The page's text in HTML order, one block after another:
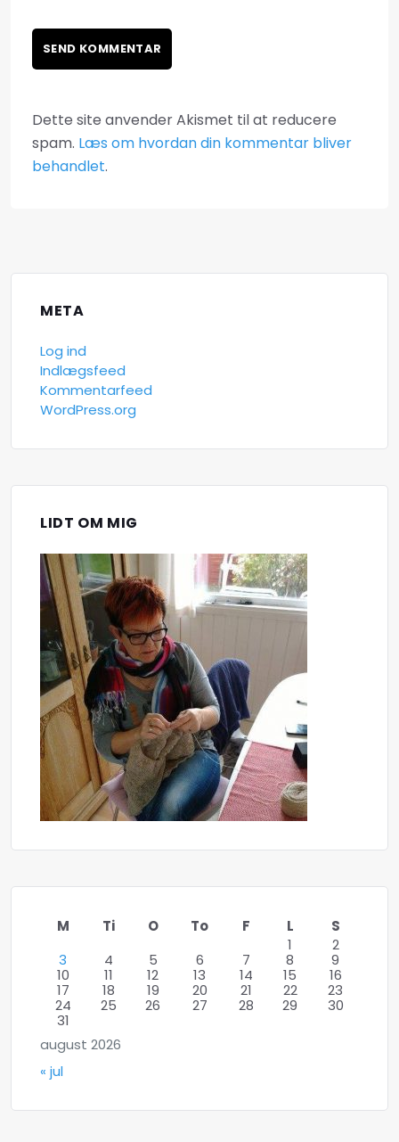
Dette site anvender Akismet til at reducere
spam. Læs om hvordan din kommentar bliver
behandlet.
META
Log ind
Indlægsfeed
Kommentarfeed
WordPress.org
LIDT OM MIG
august 2026
M Ti O To F L
S
1
2
3
4 5 6 7 8
9
10
11 12 13 14 15
16
17
18 19 20 21 22
23
24
25 26 27 28 29
30
31
« jul